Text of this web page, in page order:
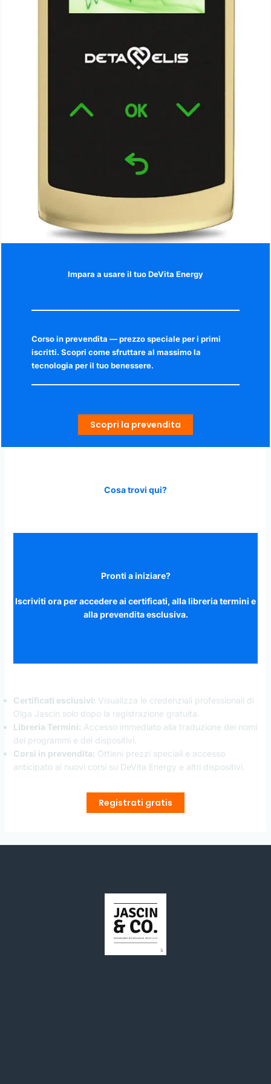
Impara a usare il tuo DeVita Energy
Corso in prevendita — prezzo speciale per i primi
iscritti. Scopri come sfruttare al massimo la
tecnologia per il tuo benessere.
Scopri la prevendita
Cosa trovi qui?
Pronti a iniziare?
Iscriviti ora per accedere ai certificati, alla libreria termini e
alla prevendita esclusiva.
Certificati esclusivi: Visualizza le credenziali professionali di
Olga Jascin solo dopo la registrazione gratuita.
Libreria Termini: Accesso immediato alla traduzione dei nomi
dei programmi e dei dispositivi.
Corsi in prevendita: Ottieni prezzi speciali e accesso
anticipato ai nuovi corsi su DeVita Energy e altri dispositivi.
Registrati gratis